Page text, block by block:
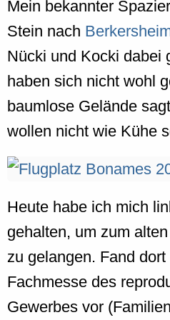
Mein bekannter
Stein nach
Nücki und Kocki dabei
haben sich nicht wohl
baumlose Gelände
wollen nicht wie Kühe
Heute habe ich mich
gehalten, um zum
zu gelangen. Fand
Fachmesse des
Gewerbes vor